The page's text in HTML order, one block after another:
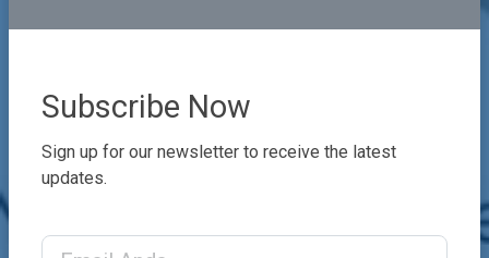
Subscribe Now
Sign up for our newsletter to receive the latest
updates.
Email Address